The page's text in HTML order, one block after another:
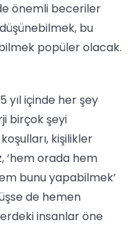
önemli beceriler
bu
popüler olacak.
yıl içinde her şey
birçok şeyi
kişilikler
‘hem orada hem
bunu yapabilmek’
de hemen
insanlar öne